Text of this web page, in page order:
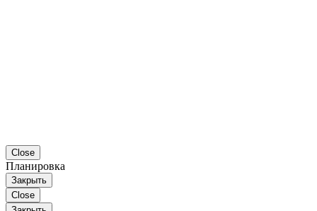
Close
Планировка
Закрыть
Close